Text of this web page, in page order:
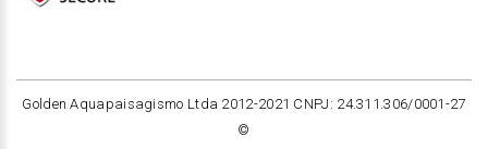
Golden Aquapaisagismo Ltda 2012-2021 CNPJ: 24.311.306/0001-27
©